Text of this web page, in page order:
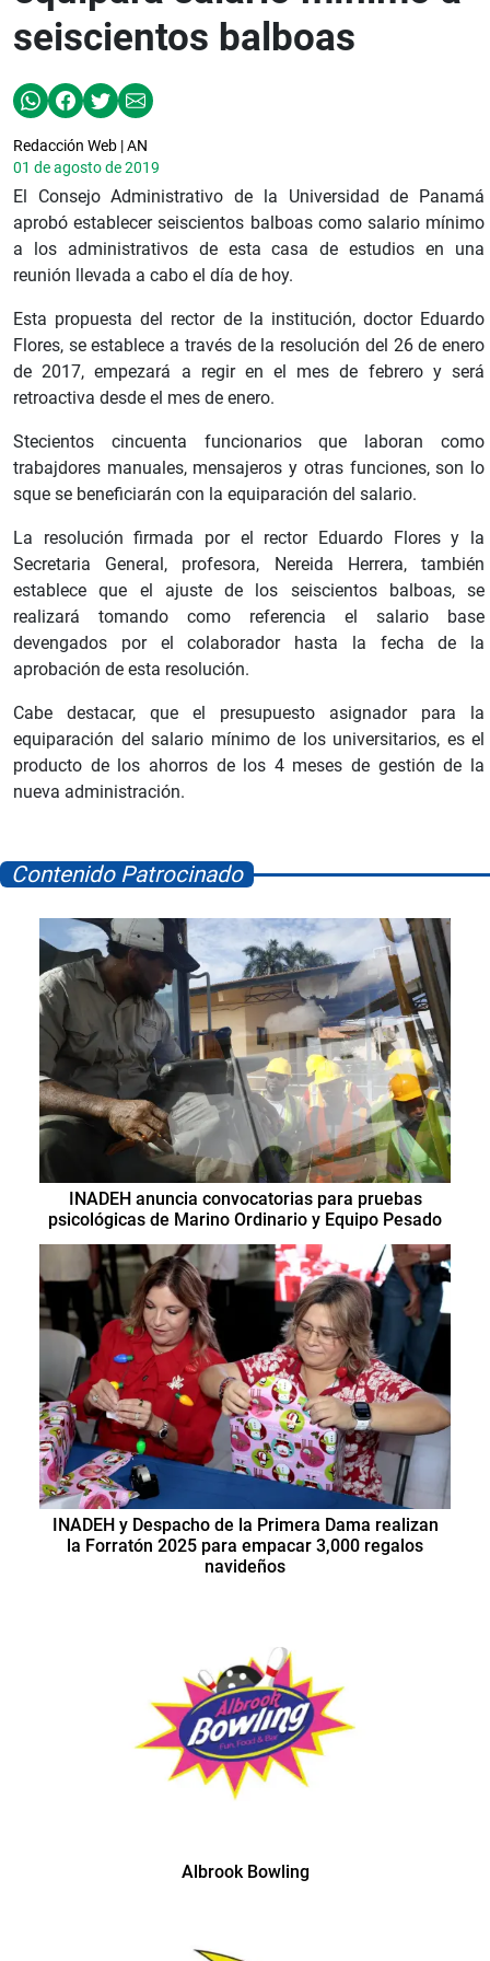
seiscientos balboas
Redacción Web | AN
01 de agosto de 2019
El Consejo Administrativo de la Universidad de Panamá
aprobó establecer seiscientos balboas como salario mínimo
a los administrativos de esta casa de estudios en una
reunión llevada a cabo el día de hoy.
Esta propuesta del rector de la institución, doctor Eduardo
Flores, se establece a través de la resolución del 26 de enero
de 2017, empezará a regir en el mes de febrero y será
retroactiva desde el mes de enero.
Stecientos cincuenta funcionarios que laboran como
trabajdores manuales, mensajeros y otras funciones, son lo
sque se beneficiarán con la equiparación del salario.
La resolución firmada por el rector Eduardo Flores y la
Secretaria General, profesora, Nereida Herrera, también
establece que el ajuste de los seiscientos balboas, se
realizará tomando como referencia el salario base
devengados por el colaborador hasta la fecha de la
aprobación de esta resolución.
Cabe destacar, que el presupuesto asignador para la
equiparación del salario mínimo de los universitarios, es el
producto de los ahorros de los 4 meses de gestión de la
nueva administración.
Contenido Patrocinado
INADEH anuncia convocatorias para pruebas
psicológicas de Marino Ordinario y Equipo Pesado
INADEH y Despacho de la Primera Dama realizan
la Forratón 2025 para empacar 3,000 regalos
navideños
Albrook Bowling